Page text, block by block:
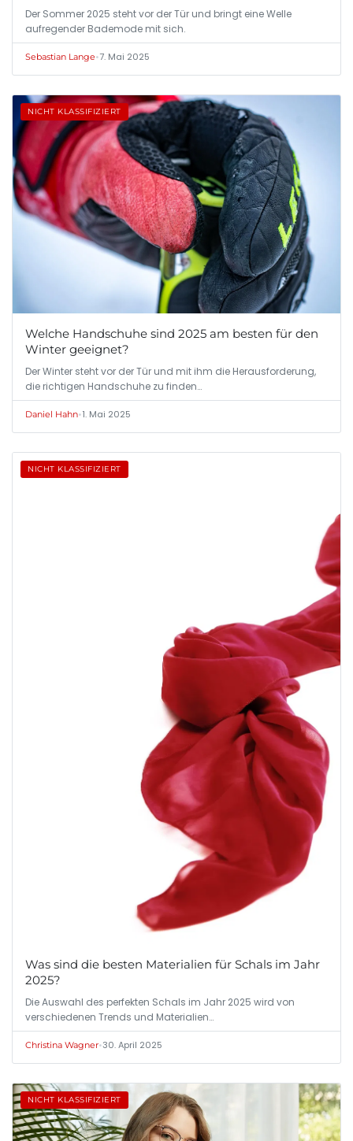
Der Sommer 2025 steht vor der Tür und bringt eine Welle
aufregender Bademode mit sich.
Sebastian Lange•7. Mai 2025
NICHT KLASSIFIZIERT
Welche Handschuhe sind 2025 am besten für den
Winter geeignet?
Der Winter steht vor der Tür und mit ihm die Herausforderung,
die richtigen Handschuhe zu finden…
Daniel Hahn•1. Mai 2025
NICHT KLASSIFIZIERT
Was sind die besten Materialien für Schals im Jahr
2025?
Die Auswahl des perfekten Schals im Jahr 2025 wird von
verschiedenen Trends und Materialien…
Christina Wagner•30. April 2025
NICHT KLASSIFIZIERT